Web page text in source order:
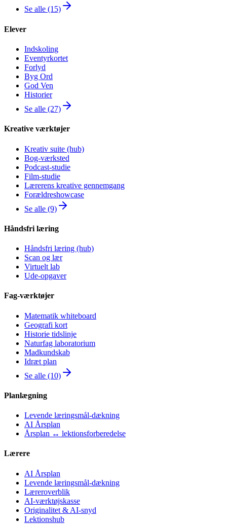
Se alle (15)
Elever
Indskoling
Eventyrkortet
Forlyd
Byg Ord
God Ven
Historier
Se alle (27)
Kreative værktøjer
Kreativ suite (hub)
Bog-værksted
Podcast-studie
Film-studie
Lærerens kreative gennemgang
Forældreshowcase
Se alle (9)
Håndsfri læring
Håndsfri læring (hub)
Scan og lær
Virtuelt lab
Ude-opgaver
Fag-værktøjer
Matematik whiteboard
Geografi kort
Historie tidslinje
Naturfag laboratorium
Madkundskab
Idræt plan
Se alle (10)
Planlægning
Levende læringsmål-dækning
AI Årsplan
Årsplan ↔ lektionsforberedelse
Lærere
AI Årsplan
Levende læringsmål-dækning
Læreroverblik
AI-værktøjskasse
Originalitet & AI-snyd
Lektionshub